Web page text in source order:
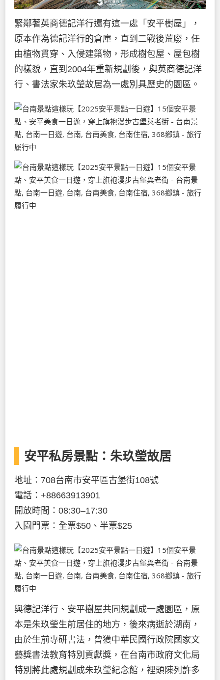
緊鄰著英商德記洋行還有這一處「安平樹屋」，
原本作為德記洋行的倉庫，直到二戰後荒廢，任
由植物貫穿、入侵建築物，形成樹包屋、屋包樹
的樣貌，直到2004年重新規劃後，與英商德記洋
行、書法家朱玖瑩故居為一處別具歷史的園區。
安平私房景點：朱玖瑩故居
地址：708台南市安平區古堡街108號
電話：+88663913901
開放時間：08:30–17:30
入園門票：全票$50、半票$25
與德記洋行、安平樹屋共同規劃成一處園區，原
本是朱玖瑩生前居住的地方，後來病逝於湖南，
由於生前專研書法，曾獲中華民國行政院國家文
藝獎書法教育特別貢獻獎，在台南市政府文化局
特別將此處規劃成朱玖瑩紀念館，裡頭陳列許多